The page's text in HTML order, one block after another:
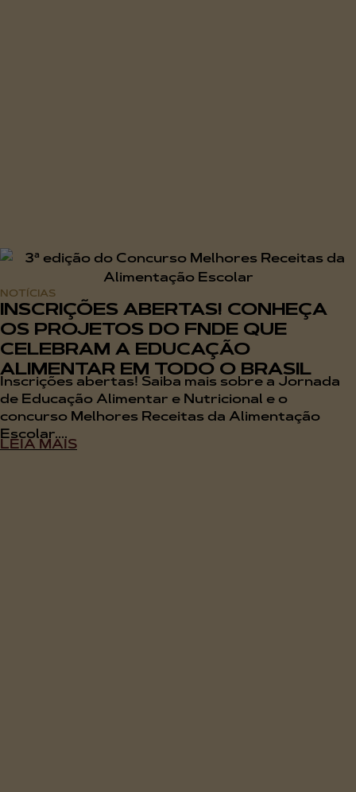
NOTÍCIAS
INSCRIÇÕES ABERTAS! CONHEÇA
OS PROJETOS DO FNDE QUE
CELEBRAM A EDUCAÇÃO
ALIMENTAR EM TODO O BRASIL
Inscrições abertas! Saiba mais sobre a Jornada
de Educação Alimentar e Nutricional e o
concurso Melhores Receitas da Alimentação
Escolar....
LEIA MAIS